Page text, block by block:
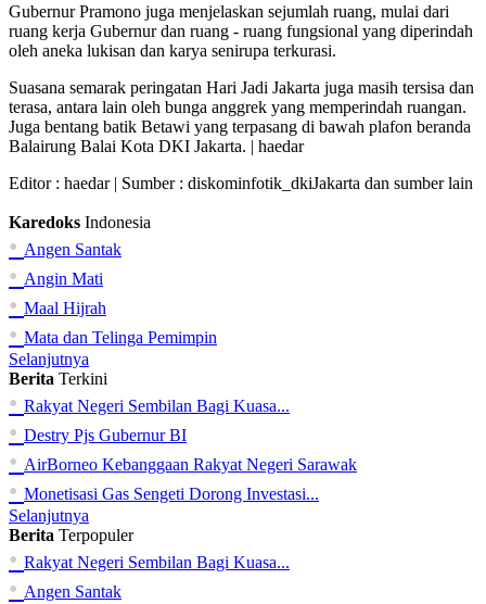
Gubernur Pramono juga menjelaskan sejumlah ruang, mulai dari
ruang kerja Gubernur dan ruang - ruang fungsional yang diperindah
oleh aneka lukisan dan karya senirupa terkurasi.
Suasana semarak peringatan Hari Jadi Jakarta juga masih tersisa dan
terasa, antara lain oleh bunga anggrek yang memperindah ruangan.
Juga bentang batik Betawi yang terpasang di bawah plafon beranda
Balairung Balai Kota DKI Jakarta. | haedar
Editor : haedar| Sumber : diskominfotik_dkiJakarta dan sumber lain
Karedoks Indonesia
• Angen Santak
• Angin Mati
• Maal Hijrah
• Mata dan Telinga Pemimpin
Selanjutnya
Berita Terkini
• Rakyat Negeri Sembilan Bagi Kuasa...
• Destry Pjs Gubernur BI
• AirBorneo Kebanggaan Rakyat Negeri Sarawak
• Monetisasi Gas Sengeti Dorong Investasi...
Selanjutnya
Berita Terpopuler
• Rakyat Negeri Sembilan Bagi Kuasa...
• Angen Santak